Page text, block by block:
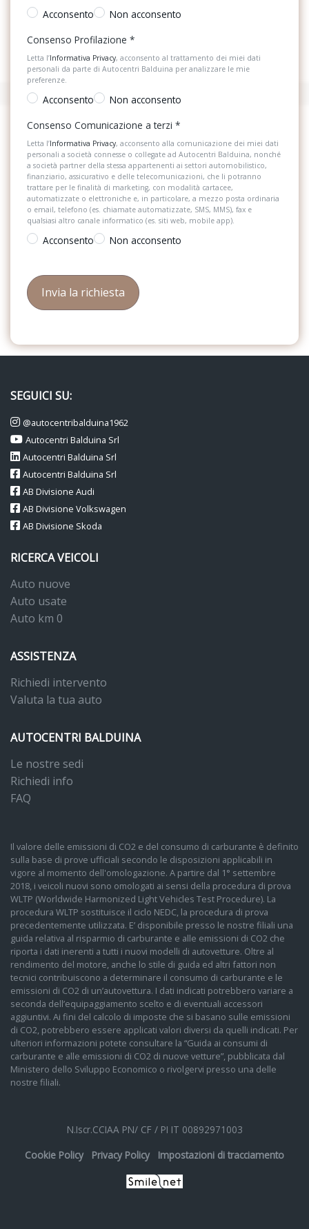
Acconsento
Non acconsento
Consenso Profilazione *
Letta l’Informativa Privacy, acconsento al trattamento dei miei dati
personali da parte di Autocentri Balduina per analizzare le mie
preferenze.
Acconsento
Non acconsento
Consenso Comunicazione a terzi *
Letta l’Informativa Privacy, acconsento alla comunicazione dei miei dati
personali a società connesse o collegate ad Autocentri Balduina, nonché
a società partner della stessa appartenenti ai settori automobilistico,
finanziario, assicurativo e delle telecomunicazioni, che li potranno
trattare per le finalità di marketing, con modalità cartacee,
automatizzate o elettroniche e, in particolare, a mezzo posta ordinaria
o email, telefono (es. chiamate automatizzate, SMS, MMS), fax e
qualsiasi altro canale informatico (es. siti web, mobile app).
Acconsento Non acconsento
SEGUICI SU:
@autocentribalduina1962
Autocentri Balduina Srl
Autocentri Balduina Srl
Autocentri Balduina Srl
AB Divisione Audi
AB Divisione Volkswagen
AB Divisione Skoda
RICERCA VEICOLI
Auto nuove
Auto usate
Auto km 0
ASSISTENZA
Richiedi intervento
Valuta la tua auto
AUTOCENTRI BALDUINA
Le nostre sedi
Richiedi info
FAQ
Il valore delle emissioni di CO2 e del consumo di carburante è definito
sulla base di prove ufficiali secondo le disposizioni applicabili in
vigore al momento dell'omologazione. A partire dal 1° settembre
2018, i veicoli nuovi sono omologati ai sensi della procedura di prova
WLTP (Worldwide Harmonized Light Vehicles Test Procedure). La
procedura WLTP sostituisce il ciclo NEDC, la procedura di prova
precedentemente utilizzata. E’ disponibile presso le nostre filiali una
guida relativa al risparmio di carburante e alle emissioni di CO2 che
riporta i dati inerenti a tutti i nuovi modelli di autovetture. Oltre al
rendimento del motore, anche lo stile di guida ed altri fattori non
tecnici contribuiscono a determinare il consumo di carburante e le
emissioni di CO2 di un’autovettura. I dati indicati potrebbero variare a
seconda dell’equipaggiamento scelto e di eventuali accessori
aggiuntivi. Ai fini del calcolo di imposte che si basano sulle emissioni
di CO2, potrebbero essere applicati valori diversi da quelli indicati. Per
ulteriori informazioni potete consultare la “Guida ai consumi di
carburante e alle emissioni di CO2 di nuove vetture”, pubblicata dal
Ministero dello Sviluppo Economico o rivolgervi presso una delle
nostre filiali.
N.Iscr.CCIAA PN/ CF / PI IT 00892971003
Cookie Policy
Privacy Policy Impostazioni di tracciamento